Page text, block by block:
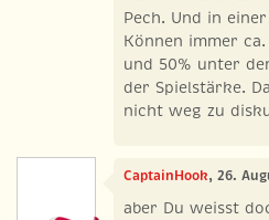
Pech. Und in
Können immer
und 50% unter
der Spielstärke.
nicht weg zu
CaptainHook, 26.
aber Du weisst